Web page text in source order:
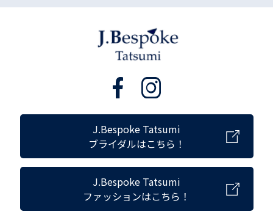
J.Bespoke Tatsumi
ブライダルはこちら！
J.Bespoke Tatsumi
ファッションはこちら！